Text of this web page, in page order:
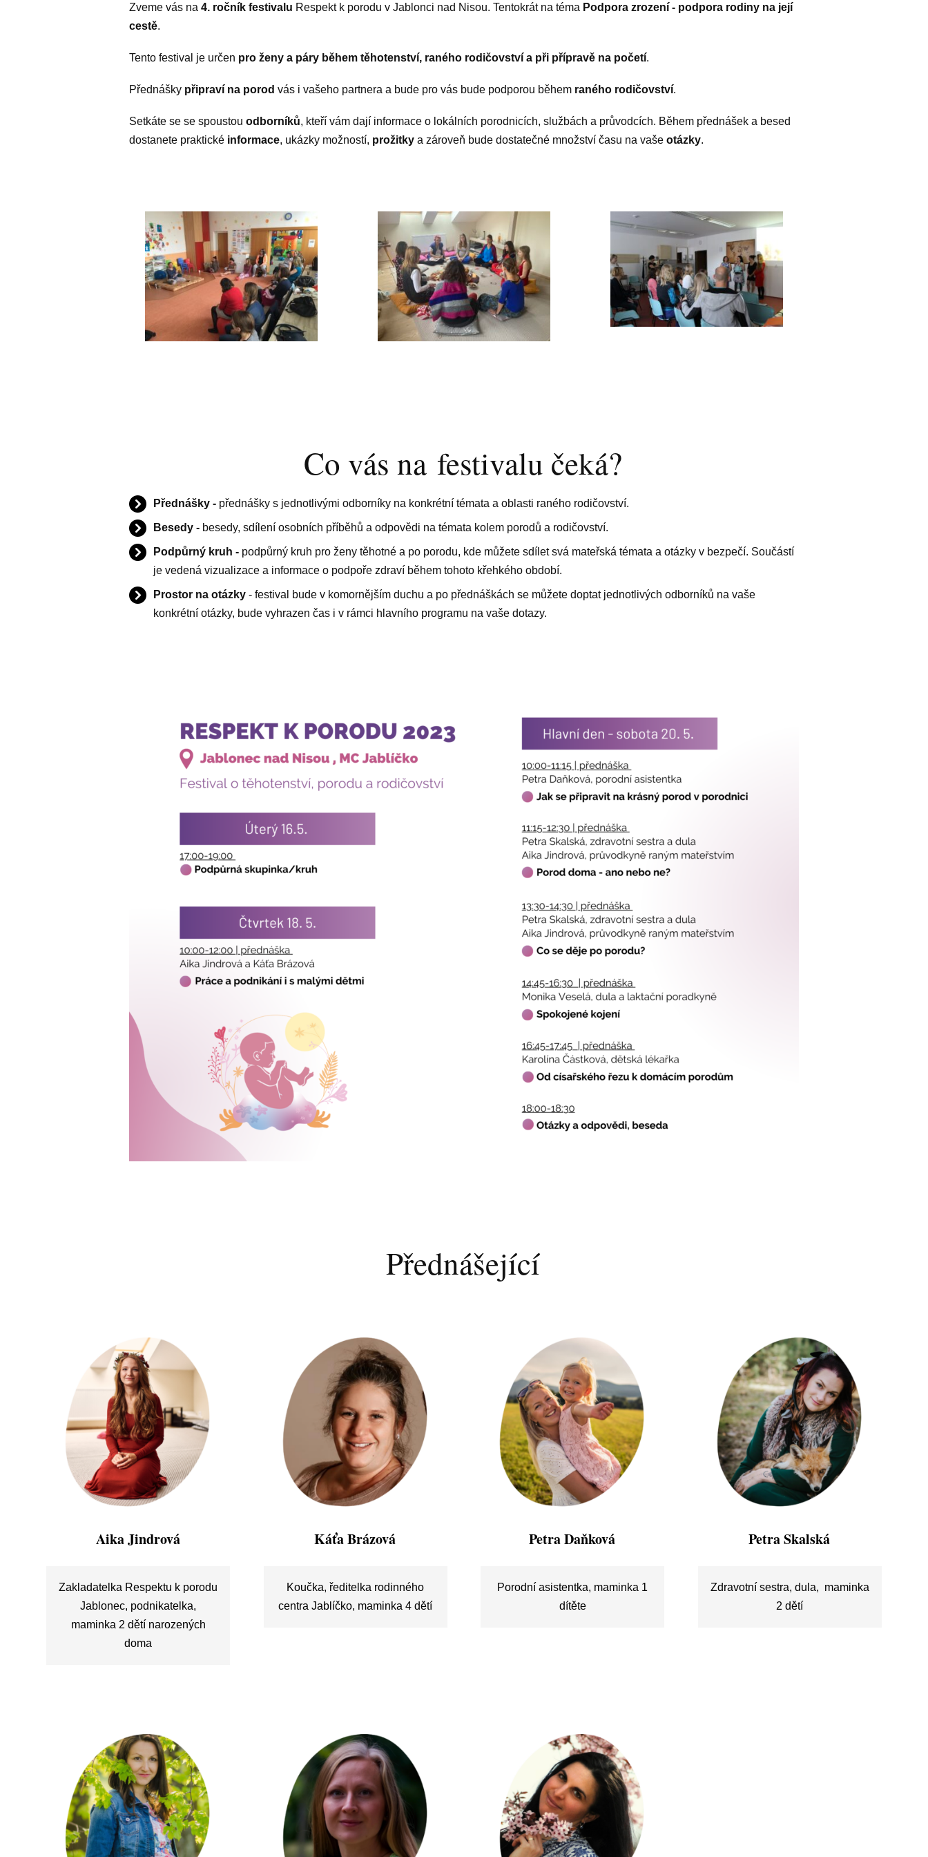
Zveme vás na 4. ročník festivalu Respekt k porodu v Jablonci nad Nisou. Tentokrát na téma Podpora zrození - podpora rodiny na její
cestě.
Tento festival je určen pro ženy a páry během těhotenství, raného rodičovství a při přípravě na početí.
Přednášky připraví na porod vás i vašeho partnera a bude pro vás bude podporou během raného rodičovství.
Setkáte se se spoustou odborníků, kteří vám dají informace o lokálních porodnicích, službách a průvodcích. Během přednášek a besed
dostanete praktické informace, ukázky možností, prožitky a zároveň bude dostatečné množství času na vaše otázky.
Co vás na festivalu čeká?
Přednášky - přednášky s jednotlivými odborníky na konkrétní témata a oblasti raného rodičovství.
Besedy - besedy, sdílení osobních příběhů a odpovědi na témata kolem porodů a rodičovství.
Podpůrný kruh - podpůrný kruh pro ženy těhotné a po porodu, kde můžete sdílet svá mateřská témata a otázky v bezpečí. Součástí
je vedená vizualizace a informace o podpoře zdraví během tohoto křehkého období.
Prostor na otázky - festival bude v komornějším duchu a po přednáškách se můžete doptat jednotlivých odborníků na vaše
konkrétní otázky, bude vyhrazen čas i v rámci hlavního programu na vaše dotazy.
Přednášející
Aika Jindrová
Zakladatelka Respektu k porodu
Jablonec, podnikatelka,
maminka 2 dětí narozených
doma
Káťa Brázová
Koučka, ředitelka rodinného
centra Jablíčko, maminka 4 dětí
Petra Daňková
Porodní asistentka, maminka 1
dítěte
Petra Skalská
Zdravotní sestra, dula, maminka
2 dětí